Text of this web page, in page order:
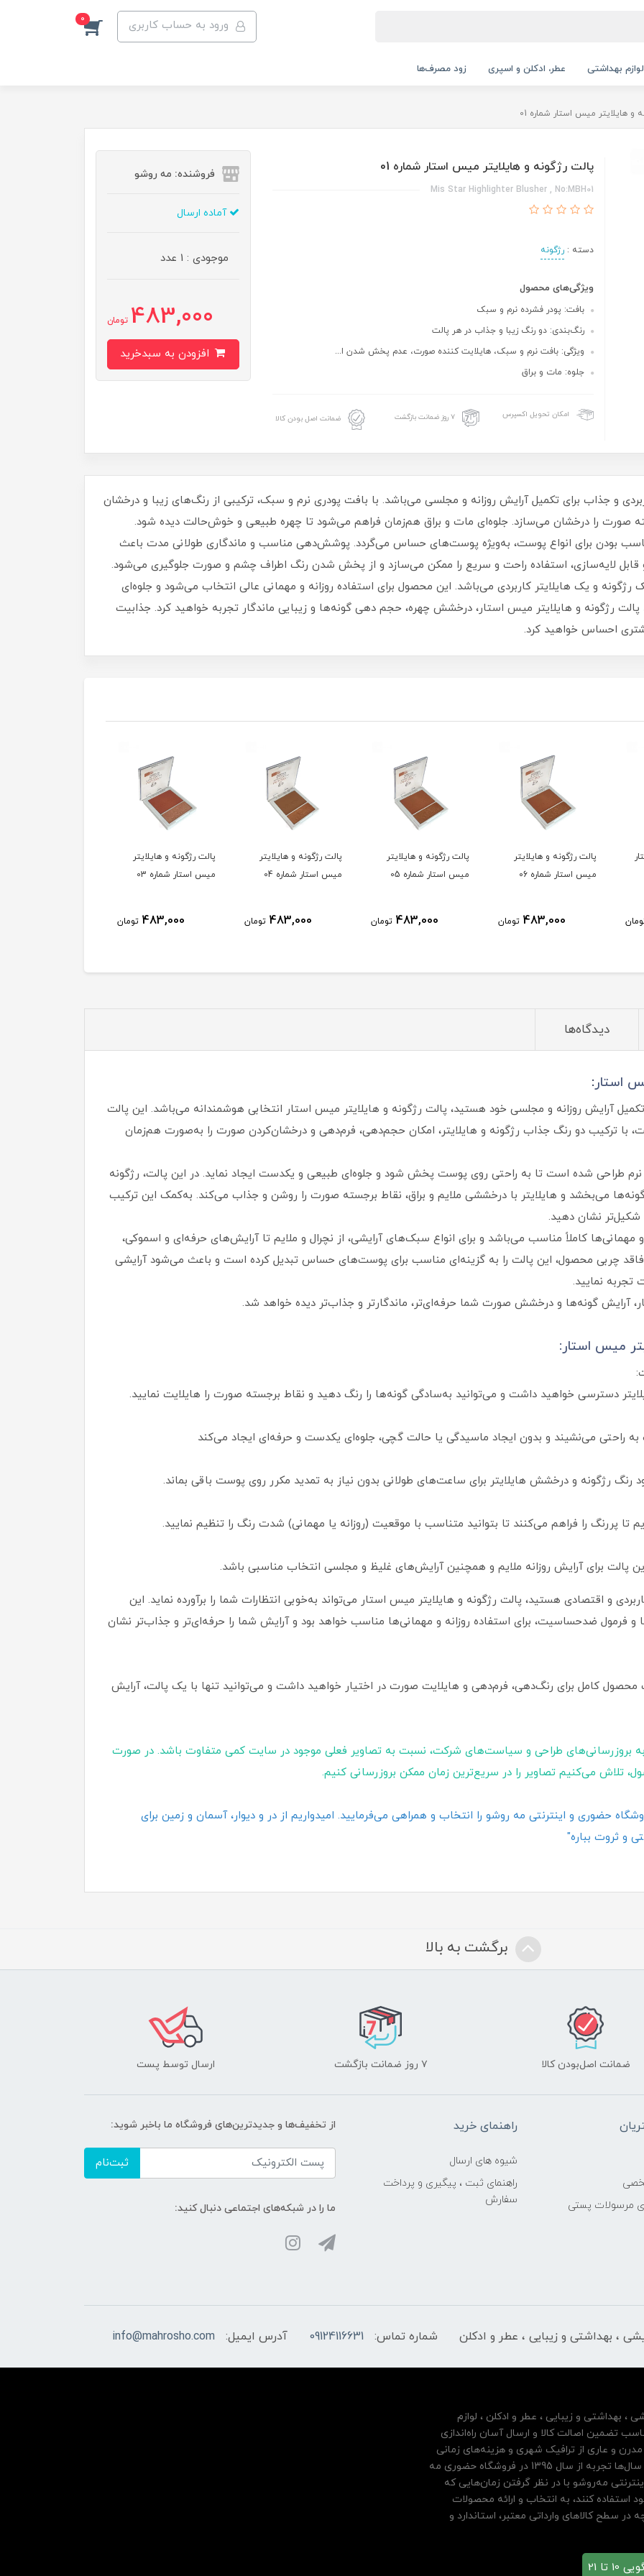
ورود به حساب کاربری 0
لوازم بهداشتی عطر، ادکلن و اسپری زود مصرف‌ها
و هایلایتر میس استار شماره 01
پالت رژگونه و هایلایتر میس استار شماره 01
Mis Star Highlighter Blusher , No:MBH01
دسته :رژگونه
ویژگی‌های محصول
بافت: پودر فشرده نرم و سبک
رنگ‌بندی: دو رنگ زیبا و جذاب در هر پالت
ویژگی‌: بافت نرم و سبک، هایلایت‌ کننده صورت، عدم پخش شدن ا...
جلوه: مات و براق
امکان تحویل اکسپرس ۷ روز ضمانت بازگشت ضمانت اصل بودن کالا
فروشنده: مه رو‌شو
آماده ارسال
موجودی : 1 عدد
483,000 تومان
و جذاب برای تکمیل آرایش روزانه و مجلسی می‌باشد. با بافت پودری نرم و سبک، ترکیبی از رنگ‌های زیبا و درخشان
صورت را درخشان می‌سازد. جلوه‌ای مات و براق هم‌زمان فراهم می‌شود تا چهره طبیعی و خوش‌حالت دیده شود.
بودن برای انواع پوست، به‌ویژه پوست‌های حساس می‌گردد. پوشش‌دهی مناسب و ماندگاری طولانی‌ مدت باعث
قابل‌ لایه‌سازی، استفاده راحت و سریع را ممکن می‌سازد و از پخش شدن رنگ اطراف چشم و صورت جلوگیری می‌شود.
و یک هایلایتر کاربردی می‌باشد. این محصول برای استفاده روزانه و مهمانی عالی انتخاب می‌شود و جلوه‌ای
رژگونه و هایلایتر میس استار، درخشش چهره، حجم‌ دهی گونه‌ها و زیبایی ماندگار تجربه خواهید کرد. جذابیت
احساس خواهید کرد.
پالت رژگونه و هایلایتر
میس استار شماره 06
483,000 تومان
پالت رژگونه و هایلایتر
میس استار شماره 05
483,000 تومان
پالت رژگونه و هایلایتر
میس استار شماره 04
483,000 تومان
پالت رژگونه و هایلایتر
میس استار شماره 03
483,000 تومان
دیدگاه‌ها
استار:
آرایش روزانه و مجلسی خود هستید، پالت رژگونه و هایلایتر میس استار انتخابی هوشمندانه می‌باشد. این پالت
با ترکیب دو رنگ جذاب رژگونه و هایلایتر، امکان حجم‌دهی، فرم‌دهی و درخشان‌کردن صورت را به‌صورت هم‌زمان
طراحی شده است تا به‌ راحتی روی پوست پخش شود و جلوه‌ای طبیعی و یکدست ایجاد نماید. در این پالت، رژگونه
می‌بخشد و هایلایتر با درخششی ملایم و براق، نقاط برجسته صورت را روشن و جذاب می‌کند. به‌کمک این ترکیب
شکیل‌تر نشان دهید.
و مهمانی‌ها کاملاً مناسب می‌باشد و برای انواع سبک‌های آرایشی، از نچرال و ملایم تا آرایش‌های حرفه‌ای و اسموکی،
فاقد چربی محصول، این پالت را به گزینه‌ای مناسب برای پوست‌های حساس تبدیل کرده است و باعث می‌شود آرایشی
نمایید.
آرایش گونه‌ها و درخشش صورت شما حرفه‌ای‌تر، ماندگارتر و جذاب‌تر دیده خواهد شد.
میس استار:
دسترسی خواهید داشت و می‌توانید به‌سادگی گونه‌ها را رنگ دهید و نقاط برجسته صورت را هایلایت نمایید.
راحتی می‌نشیند و بدون ایجاد ماسیدگی یا حالت گچی، جلوه‌ای یکدست و حرفه‌ای ایجاد می‌کند
رنگ رژگونه و درخشش هایلایتر برای ساعت‌های طولانی بدون نیاز به تمدید مکرر روی پوست باقی بماند.
تا پررنگ را فراهم می‌کنند تا بتوانید متناسب با موقعیت (روزانه یا مهمانی) شدت رنگ را تنظیم نمایید.
برای آرایش روزانه ملایم و همچنین آرایش‌های غلیظ و مجلسی انتخاب مناسبی باشد.
و اقتصادی هستید، پالت رژگونه و هایلایتر میس استار می‌تواند به‌خوبی انتظارات شما را برآورده نماید. این
و فرمول ضدحساسیت، برای استفاده روزانه و مهمانی‌ها مناسب خواهد بود و آرایش شما را حرفه‌ای‌تر و جذاب‌تر نشان
محصول کامل برای رنگ‌دهی، فرم‌دهی و هایلایت صورت در اختیار خواهید داشت و می‌توانید تنها با یک پالت، آرایش
بروزرسانی‌های طراحی و سیاست‌های شرکت، نسبت به تصاویر فعلی موجود در سایت کمی متفاوت باشد. در صورت
تلاش می‌کنیم تصاویر را در سریع‌ترین زمان ممکن بروزرسانی کنیم.
حضوری و اینترنتی مه روشو را انتخاب و همراهی می‌فرمایید. امیدواریم از در و دیوار، آسمان و زمین برای
و ثروت بباره"
برگشت به بالا
ضمانت اصل‌بودن کالا ۷ روز ضمانت بازگشت ارسال توسط پست
مرسولات پستی
راهنمای خرید
شیوه های ارسال
راهنمای ثبت ، پیگیری و پرداخت
سفارش
از تخفیف‌ها و جدیدترین‌های فروشگاه ما باخبر شوید:
ثبت‌نام
ما را در شبکه‌های اجتماعی دنبال کنید:
، بهداشتی و زیبایی ، عطر و ادکلن شماره تماس: 09124116631 آدرس ایمیل: info@mahrosho.com
، بهداشتی و زیبایی ، عطر و ادکلن ، لوازم
تضمین اصالت کالا و ارسال آسان راه‌اندازی
و عاری از ترافیک شهری و هزینه‌های زمانی
مشتریان خود بها داده و فروشگاه اینترنتی خود را بر پایه سال‌ها تجربه از سال 1395 در فروشگاه حضوری مه
مه‌رو‌شو با در نظر گرفتن زمان‌هایی که
استفاده کنند، به انتخاب و ارائه محصولات
سطح کالاهای وارداتی معتبر، استاندارد و